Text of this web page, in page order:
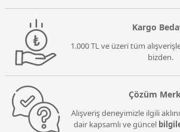
Kargo
1.000 TL ve üzeri tüm
bizden.
Çözüm
Alışveriş deneyimizle ilgili
dair kapsamlı ve güncel